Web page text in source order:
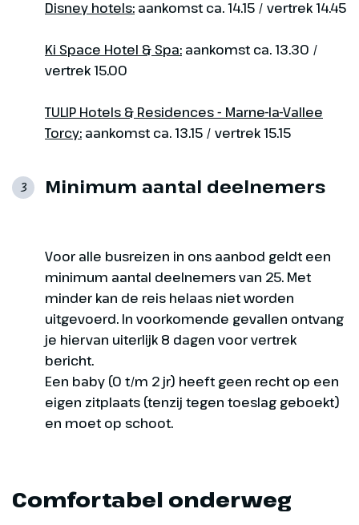
Disney hotels: aankomst ca. 14.15 / vertrek 14.45
Ki Space Hotel & Spa: aankomst ca. 13.30 /
vertrek 15.00
TULIP Hotels & Residences - Marne-la-Vallee
Torcy: aankomst ca. 13.15 / vertrek 15.15
3 Minimum aantal deelnemers
Voor alle busreizen in ons aanbod geldt een
minimum aantal deelnemers van 25. Met
minder kan de reis helaas niet worden
uitgevoerd. In voorkomende gevallen ontvang
je hiervan uiterlijk 8 dagen voor vertrek
bericht.
Een baby (0 t/m 2 jr) heeft geen recht op een
eigen zitplaats (tenzij tegen toeslag geboekt)
en moet op schoot.
Comfortabel onderweg